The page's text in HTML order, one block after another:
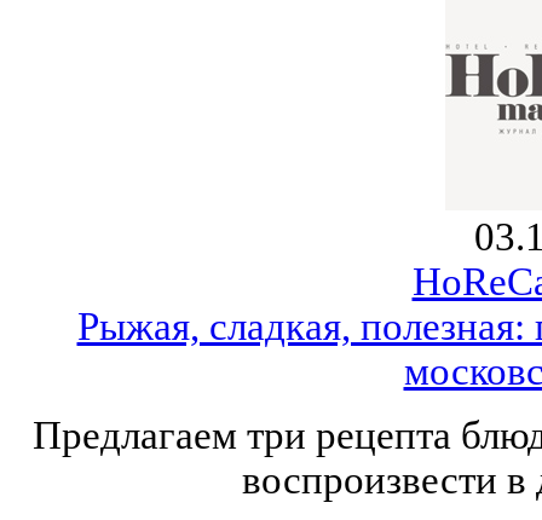
Рыжая, сладкая,
Предлагаем три рецепта
воспроизвести